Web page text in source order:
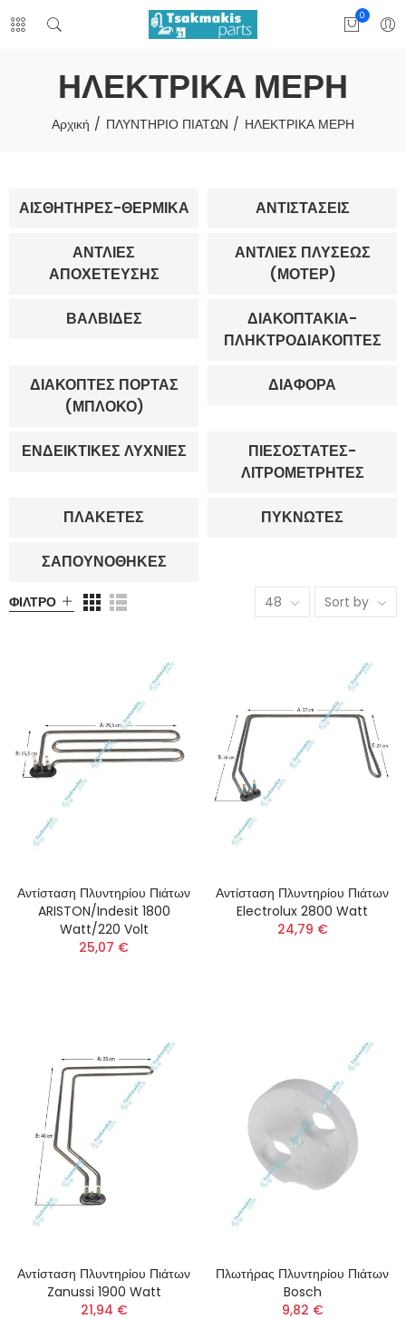
0
ΗΛΕΚΤΡΙΚΑ ΜΕΡΗ
Αρχική ΠΛΥΝΤΗΡΙΟ ΠΙΑΤΩΝ ΗΛΕΚΤΡΙΚΑ ΜΕΡΗ
ΑΙΣΘΗΤΉΡΕΣ-ΘΕΡΜΙΚΆ ΑΝΤΙΣΤΆΣΕΙΣ
ΑΝΤΛΊΕΣ
ΑΠΟΧΈΤΕΥΣΗΣ
ΑΝΤΛΊΕΣ ΠΛΎΣΕΩΣ
(ΜΟΤΕΡ)
ΒΑΛΒΊΔΕΣ
ΔΙΑΚΟΠΤΆΚΙΑ-
ΠΛΗΚΤΡΟΔΙΑΚΌΠΤΕΣ
ΔΙΑΚΌΠΤΕΣ ΠΌΡΤΑΣ
(ΜΠΛΌΚΟ)
ΔΙΆΦΟΡΑ
ΕΝΔΕΙΚΤΙΚΈΣ ΛΥΧΝΊΕΣ
ΠΙΕΣΟΣΤΆΤΕΣ-
ΛΙΤΡΟΜΕΤΡΗΤΈΣ
ΠΛΑΚΈΤΕΣ ΠΥΚΝΩΤΈΣ
ΣΑΠΟΥΝΟΘΉΚΕΣ
ΦΊΛΤΡΟ 48 Sort by
Αντίσταση Πλυντηρίου Πιάτων
ARISTON/Indesit 1800
Watt/220 Volt
25,07 €
Αντίσταση Πλυντηρίου Πιάτων
Electrolux 2800 Watt
24,79 €
Αντίσταση Πλυντηρίου Πιάτων
Zanussi 1900 Watt
21,94 €
Πλωτήρας Πλυντηρίου Πιάτων
Bosch
9,82 €